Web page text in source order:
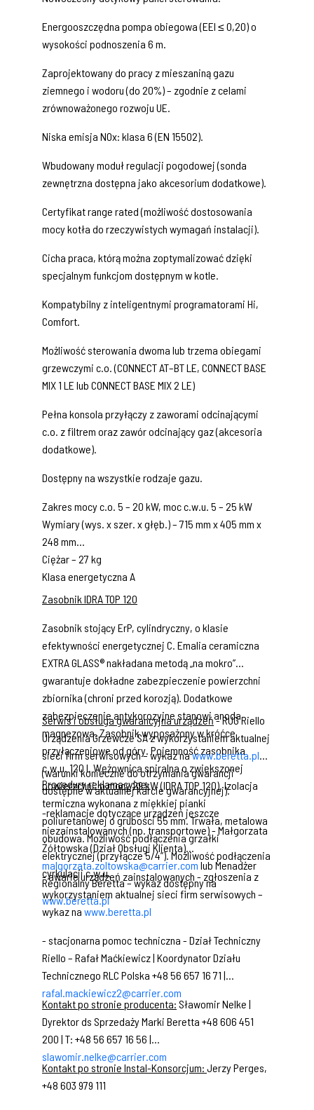
Energooszczędna pompa obiegowa (EEI ≤ 0,20) o
wysokości podnoszenia 6 m.
Zaprojektowany do pracy z mieszaniną gazu
ziemnego i wodoru (do 20%) – zgodnie z celami
zrównoważonego rozwoju UE.
Niska emisja NOx: klasa 6 (EN 15502).
Wbudowany moduł regulacji pogodowej (sonda
zewnętrzna dostępna jako akcesorium dodatkowe).
Certyfikat range rated (możliwość dostosowania
mocy kotła do rzeczywistych wymagań instalacji).
Cicha praca, którą można zoptymalizować dzięki
specjalnym funkcjom dostępnym w kotle.
Kompatybilny z inteligentnymi programatorami Hi,
Comfort.
Możliwość sterowania dwoma lub trzema obiegami
grzewczymi c.o. (CONNECT AT–BT LE, CONNECT BASE
MIX 1 LE lub CONNECT BASE MIX 2 LE)
Pełna konsola przyłączy z zaworami odcinającymi
c.o. z filtrem oraz zawór odcinający gaz (akcesoria
dodatkowe).
Dostępny na wszystkie rodzaje gazu.
Zakres mocy c.o. 5 – 20 kW, moc c.w.u. 5 – 25 kW
Wymiary (wys. x szer. x głęb.) – 715 mm x 405 mm x
248 mm
Ciężar – 27 kg
Klasa energetyczna A
Zasobnik IDRA TOP 120
Zasobnik stojący ErP, cylindryczny, o klasie
efektywności energetycznej C. Emalia ceramiczna
EXTRA GLASS® nakładana metodą „na mokro”
gwarantuje dokładne zabezpieczenie powierzchni
zbiornika (chroni przed korozją). Dodatkowe
zabezpieczenie antykorozyjne stanowi anoda
magnezowa. Zasobnik wyposażony w króćce
przyłączeniowe od góry. Pojemność zasobnika
c.w.u. 120 l. Wężownica spiralna o zwiększonej
powierzchni, o mocy 29 kW (IDRA TOP 120). Izolacja
termiczna wykonana z miękkiej pianki
poliuretanowej o grubości 55 mm. Trwała, metalowa
obudowa. Możliwość podłączenia grzałki
elektrycznej (przyłącze 5/4”). Możliwość podłączenia
cyrkulacji c.w.u.
Serwis i obsługa gwarancyjna urządzeń- RUG Riello
Urządzenia Grzewcze SA z wykorzystaniem aktualnej
sieci firm serwisowych – wykaz nawww.beretta.pl
(warunki konieczne do otrzymania gwarancji
dostępne w aktualnej karcie gwarancyjnej).
Procedury reklamacyjne:
-reklamacje dotyczące urządzeń jeszcze
niezainstalowanych (np. transportowe) - Małgorzata
Żółtowska (Dział Obsługi Klienta)
malgorzata.zoltowska@carrier.com lub Menadżer
Regionalny Beretta – wykaz dostępny na
www.beretta.pl
- awarie urządzeń zainstalowanych - zgłoszenia z
wykorzystaniem aktualnej sieci firm serwisowych –
wykaz na www.beretta.pl
- stacjonarna pomoc techniczna - Dział Techniczny
Riello – Rafał Maćkiewicz | Koordynator Działu
Technicznego RLC Polska +48 56 657 16 71 |
rafal.mackiewicz2@carrier.com
Kontakt po stronie producenta: Sławomir Nelke |
Dyrektor ds Sprzedaży Marki Beretta +48 606 451
200 | T: +48 56 657 16 56 |
slawomir.nelke@carrier.com
Kontakt po stronie Instal-Konsorcjum: Jerzy Perges,
+48 603 979 111